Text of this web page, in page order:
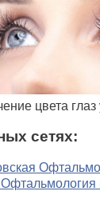
цвета
сетях: